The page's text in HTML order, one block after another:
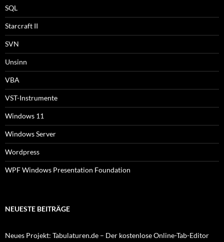
SQL
Starcraft II
SVN
Unsinn
VBA
VST-Instrumente
Windows 11
Windows Server
Wordpress
WPF Windows Presentation Foundation
NEUESTE BEITRÄGE
Neues Projekt: Tabulaturen.de – Der kostenlose Online-Tab-Editor